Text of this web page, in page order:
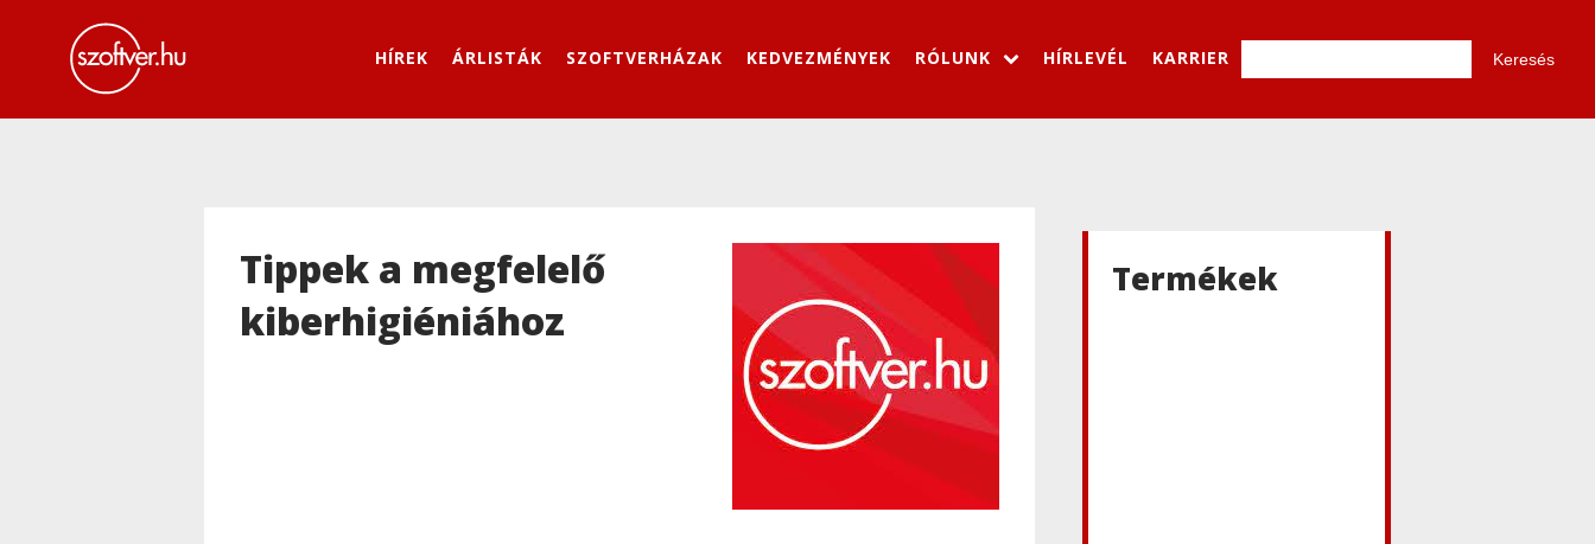
HÍREK ÁRLISTÁK SZOFTVERHÁZAK KEDVEZMÉNYEK RÓLUNK HÍRLEVÉL KARRIER
Tippek a megfelelő
kiberhigiéniához
Termékek